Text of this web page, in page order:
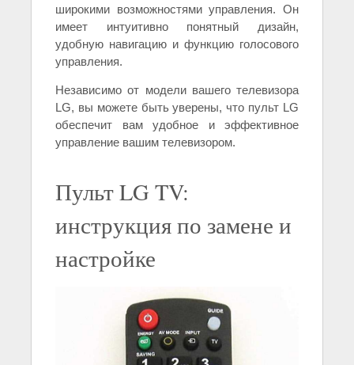
широкими возможностями управления. Он
имеет интуитивно понятный дизайн,
удобную навигацию и функцию голосового
управления.
Независимо от модели вашего телевизора
LG, вы можете быть уверены, что пульт LG
обеспечит вам удобное и эффективное
управление вашим телевизором.
Пульт LG TV:
инструкция по замене и
настройке